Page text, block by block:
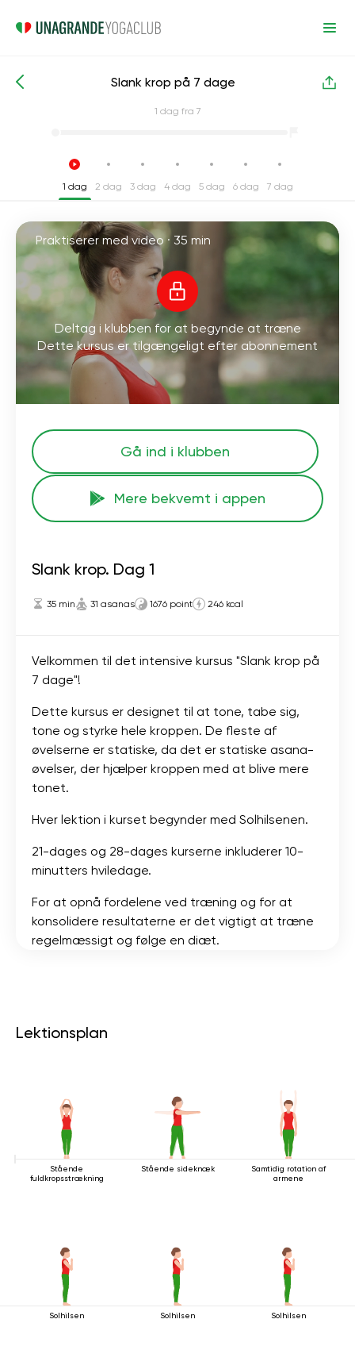
Intensive yogakurser Vægttab
Slank krop på 7 dage
1 dag fra 7
1 dag 2 dag 3 dag 4 dag 5 dag 6 dag 7 dag
Praktiserer med video · 35 min
Deltag i klubben for at begynde at træne
Dette kursus er tilgængeligt efter abonnement
Gå ind i klubben
Mere bekvemt i appen
Slank krop. Dag 1
35 min 31 asanas 1676 point 246 kcal
Velkommen til det intensive kursus "Slank krop på
7 dage"!
Dette kursus er designet til at tone, tabe sig,
tone og styrke hele kroppen. De fleste af
øvelserne er statiske, da det er statiske asana-
øvelser, der hjælper kroppen med at blive mere
tonet.
Hver lektion i kurset begynder med Solhilsenen.
21-dages og 28-dages kurserne inkluderer 10-
minutters hviledage.
For at opnå fordelene ved træning og for at
konsolidere resultaterne er det vigtigt at træne
regelmæssigt og følge en diæt.
Lektionsplan
Stående
fuldkropsstrækning
Stående sideknæk
Samtidig rotation af
armene
Solhilsen Solhilsen Solhilsen